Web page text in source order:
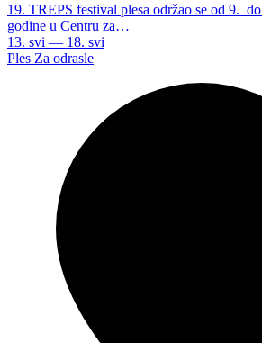
19. TREPS festival plesa održao se od 9.
godine u Centru za…
13. svi — 18. svi
Ples Za odrasle